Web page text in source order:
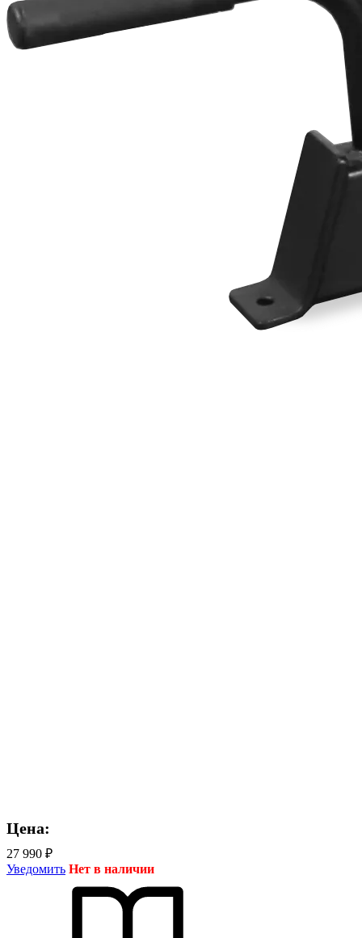
Цена:
27 990 ₽
Уведомить Нет в наличии